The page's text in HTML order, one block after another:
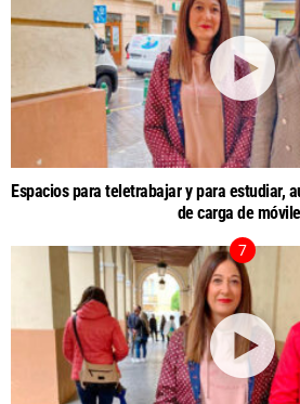
Espacios para teletrabajar y para estudiar,
de carga de